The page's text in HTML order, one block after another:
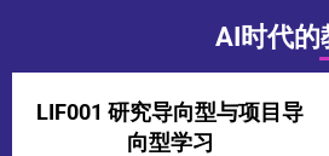
AI时代的
LIF001 研究导向型与项目导
向型学习